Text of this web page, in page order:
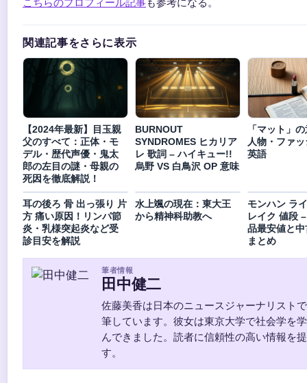
関連記事をさらに表示
【2024年最新】目玉親
父のすべて：正体・モ
デル・歴代声優・鬼太
郎の左目の謎・母親の
死因を徹底解説！
BURNOUT
SYNDROMES ヒカリア
レ 歌詞 – ハイキュー!!
烏野 VS 白鳥沢 OP 意味
「マット」
人物・ファ
英語
耳の後ろ 骨 出っ張り 片
方 痛い原因！リンパ節
炎・乳様突起炎など受
診目安を解説
水上颯の現在：東大王
から精神科助教へ
モンハン ラ
レイク 値段
品最安値と
まとめ
筆者情報
田中健二
佐藤美香は日本のニュースジャーナリスト
筆しています。彼女は東京大学で社会学を
んできました。読者に信頼性の高い情報を
す。